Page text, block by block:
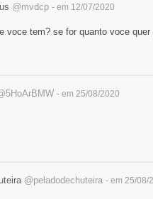
@mvdcp - em 12/07/2020
voce tem? se for quanto voce quer
- em 25/08/2020
@peladodechuteira - em 25/08/